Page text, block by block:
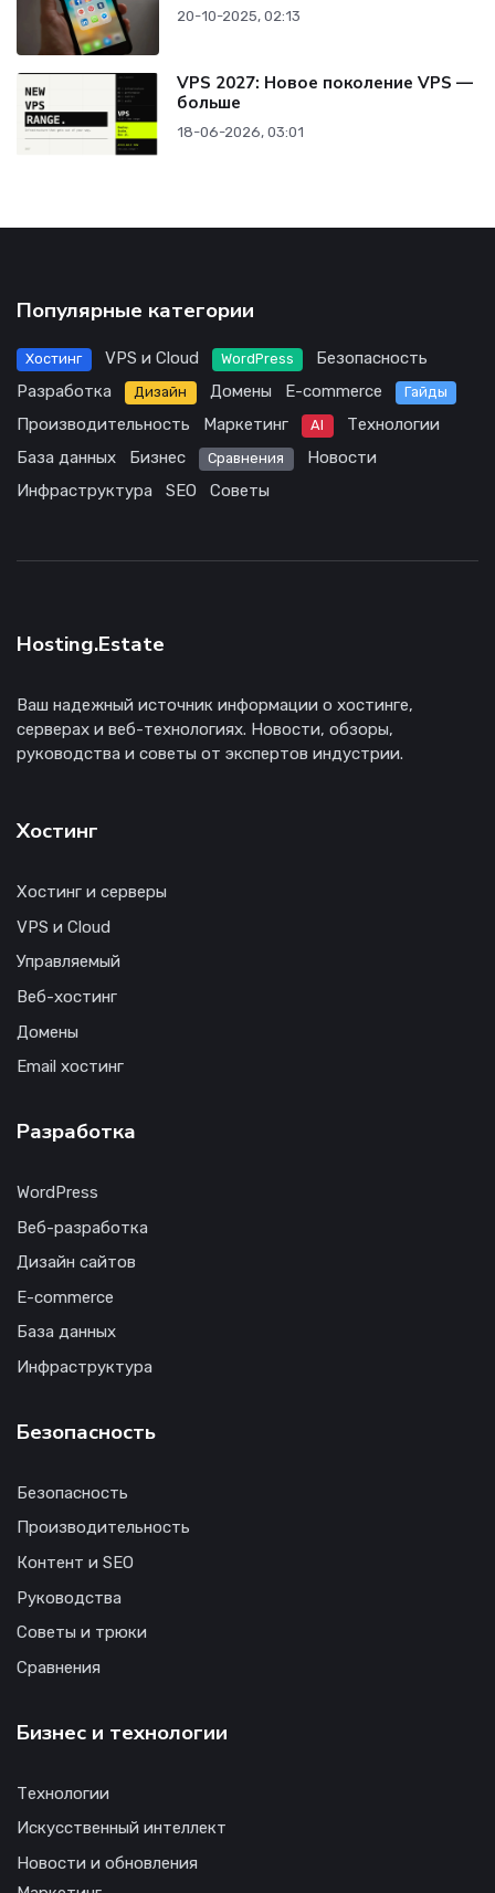
20-10-2025, 02:13
VPS 2027: Новое поколение VPS —
больше
18-06-2026, 03:01
Популярные категории
Хостинг VPS и Cloud WordPress
Безопасность
Разработка
Дизайн Домены E-commerce Гайды
Производительность Маркетинг AI
Технологии
База данных
Бизнес Сравнения
Новости
Инфраструктура
SEO Советы
Hosting.Estate
Ваш надежный источник информации о хостинге,
серверах и веб-технологиях. Новости, обзоры,
руководства и советы от экспертов индустрии.
Хостинг
Хостинг и серверы
VPS и Cloud
Управляемый
Веб-хостинг
Домены
Email хостинг
Разработка
WordPress
Веб-разработка
Дизайн сайтов
E-commerce
База данных
Инфраструктура
Безопасность
Безопасность
Производительность
Контент и SEO
Руководства
Советы и трюки
Сравнения
Бизнес и технологии
Технологии
Искусственный интеллект
Новости и обновления